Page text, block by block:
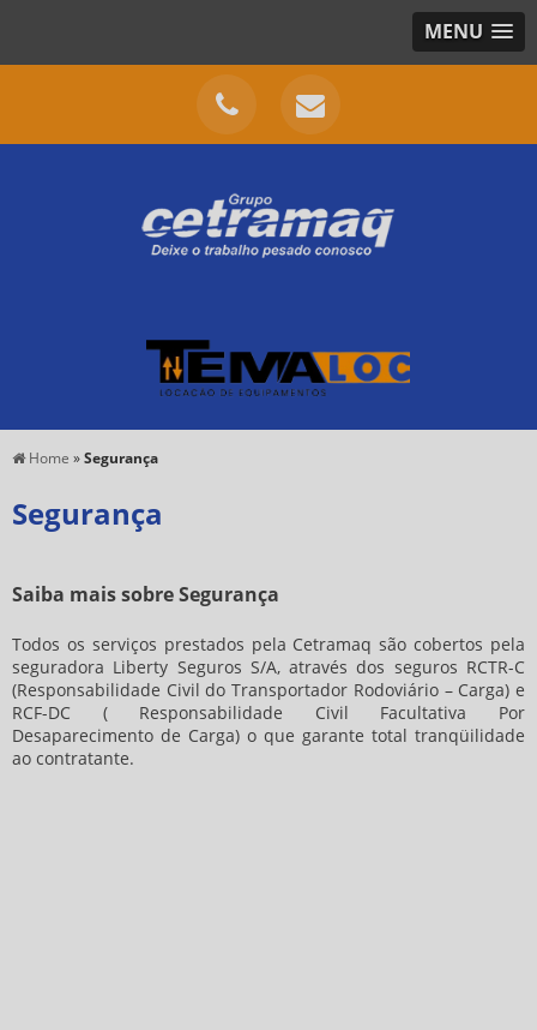
MENU
Home »Segurança
Segurança
Saiba mais sobre Segurança
Todos os serviços prestados pela Cetramaq são cobertos pela
seguradora Liberty Seguros S/A, através dos seguros RCTR-C
(Responsabilidade Civil do Transportador Rodoviário – Carga) e
RCF-DC ( Responsabilidade Civil Facultativa Por
Desaparecimento de Carga) o que garante total tranqüilidade
ao contratante.